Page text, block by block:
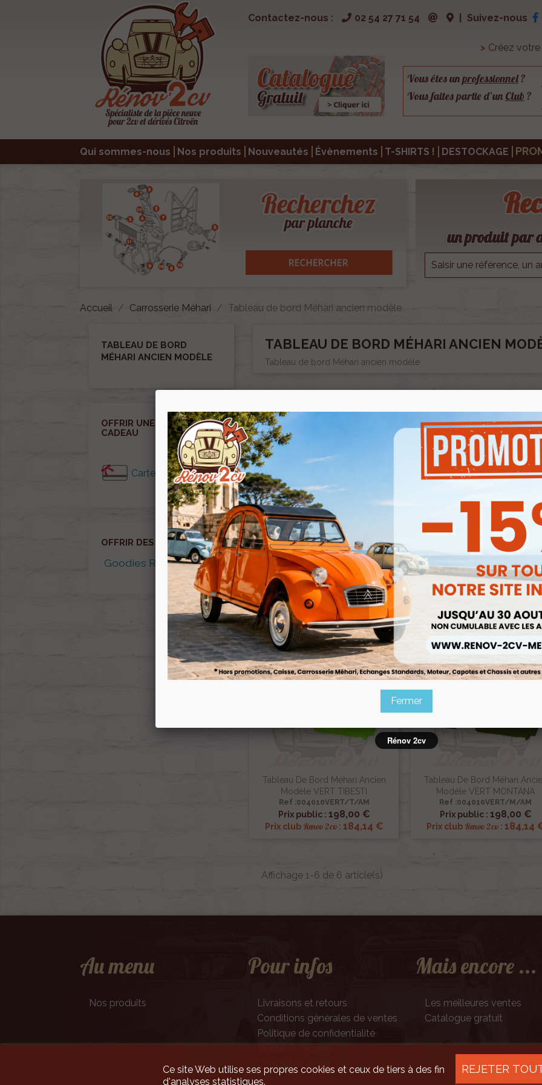
Contactez-nous : 02 54 27 71 54 Suivez-nous
> Créez
Vous êtes unprofessionnel?
Vous faites partie d’un Club ?
Qui sommes-nous Nos produits Nouveautés Évènements T-SHIRTS ! DESTOCKAGE
un produit par
Accueil Carrosserie Méhari Tableau de bord Méhari ancien modèle
TABLEAU DE BORD
MÉHARI ANCIEN MODÈLE
OFFRIR UNE CARTE
CADEAU
Cartes cadeaux
OFFRIR DES GOODIES
Goodies RENOV 2CV
TABLEAU DE BORD MÉHARI ANCIEN
Tableau de bord Méhari ancien modèle
Il y a 6 produits.
Tableau De Bord Méhari Ancien
Modèle BLANC BRILLANT
Ref :004010AM
Prix public : 155,00 €
Prix club Renov 2cv:144,15 €
 Aperçu rapide
Tableau De Bord Méhari
Modèle ORANGE
Ref :004010ORANGE/AM
Prix clubRenov 2cv:184,14
Tableau De Bord Méhari Ancien
Modèle VERT TIBESTI
Ref :004010VERT/T/AM
Prix public : 198,00 €
Prix club Renov 2cv: 184,14 €
 Aperçu rapide
Tableau De Bord Méhari
Modèle VERT MONTANA
Ref :004010VERT/M/AM
Prix public : 198,00 €
Prix club Renov 2cv: 184,14
 Aperçu rapide
Affichage 1-6 de 6 article(s)
Au menu
Nos produits
Pour infos
Livraisons et retours
Conditions générales de ventes
Politique de confidentialité
Mentions légales
Contactez-nous
Mais encore ...
Les meilleures ventes
Catalogue gratuit
Ce site Web utilise ses propres cookies et ceux de tiers à des fin
d'analyses statistiques.
REJETER
Fermer
Rénov 2cv